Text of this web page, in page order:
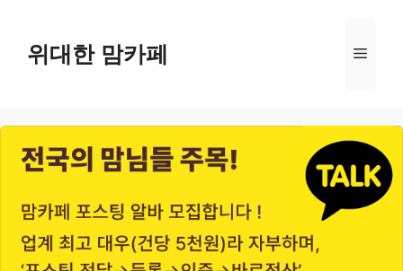
content위대한 맘카페 Menu